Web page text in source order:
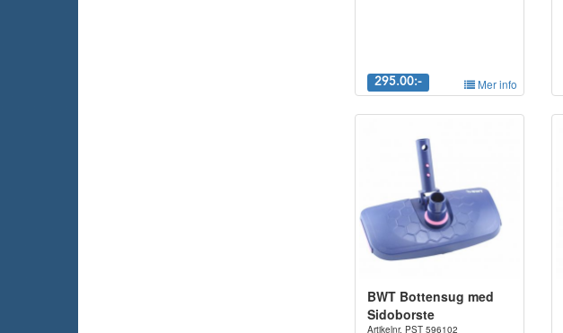
295.00:- Mer info
BWT Bottensug med
Sidoborste
Artikelnr. PST 596102